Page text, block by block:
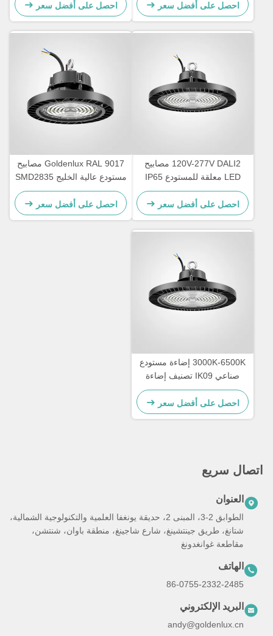
احصل على أفضل سعر
احصل على أفضل سعر
120V-277V DALI2 مصابيح
LED معلقة للمستودع IP65
مقاومة للماء
احصل على أفضل سعر
Goldenlux RAL 9017 مصابيح
مستودع عالية الخليج SMD2835
مصابيح الصناعية عالية الخليج
احصل على أفضل سعر
3000K-6500K إضاءة مستودع
صناعي IK09 تصنيف إضاءة
LED عالية الخليج
احصل على أفضل سعر
اتصال سريع
العنوان
الطوابق 2-3، المبنى 2، حديقة يونغفا العلمية والتكنولوجية الشمالية،
شتانغ، طريق جينتشينغ، شارع شاجينغ، منطقة باوان، شنتشن،
مقاطعة غوانغدونغ
الهاتف
86-0755-2332-2485
البريد الإلكتروني
andy@goldenlux.cn